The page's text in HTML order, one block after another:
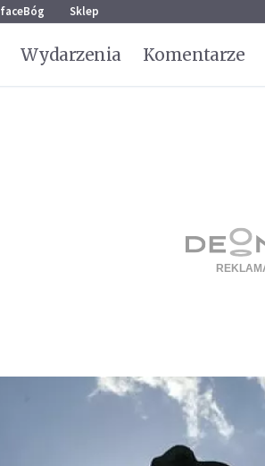
faceBóg Sklep
Wydarzenia Komentarze